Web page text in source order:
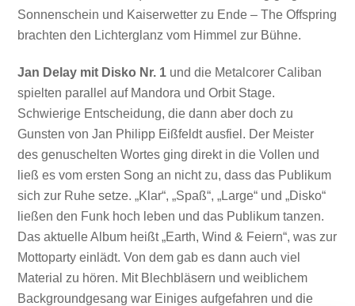
Sonnenschein und Kaiserwetter zu Ende – The Offspring
brachten den Lichterglanz vom Himmel zur Bühne.
Jan Delay mit Disko Nr. 1 und die Metalcorer Caliban
spielten parallel auf Mandora und Orbit Stage.
Schwierige Entscheidung, die dann aber doch zu
Gunsten von Jan Philipp Eißfeldt ausfiel. Der Meister
des genuschelten Wortes ging direkt in die Vollen und
ließ es vom ersten Song an nicht zu, dass das Publikum
sich zur Ruhe setze. „Klar“, „Spaß“, „Large“ und „Disko“
ließen den Funk hoch leben und das Publikum tanzen.
Das aktuelle Album heißt „Earth, Wind & Feiern“, was zur
Mottoparty einlädt. Von dem gab es dann auch viel
Material zu hören. Mit Blechbläsern und weiblichem
Backgroundgesang war Einiges aufgefahren und die